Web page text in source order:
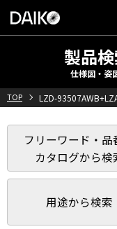
製品
仕様図・姿
TOP LZD-
フリーワード・品
カタログから検
用途から検索